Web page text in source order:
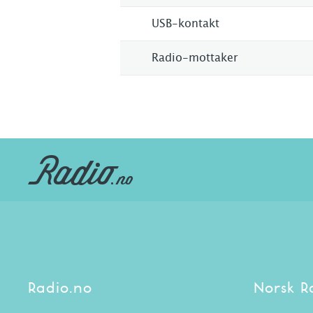
USB-kontakt
Radio-mottaker
Radio.no Norsk